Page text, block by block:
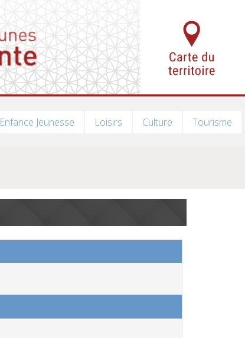
Enfance Jeunesse Loisirs Culture
Tourisme